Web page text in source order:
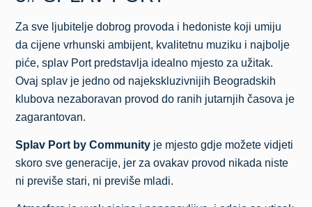
Za sve ljubitelje dobrog provoda i hedoniste koji umiju
da cijene vrhunski ambijent, kvalitetnu muziku i najbolje
piće, splav Port predstavlja idealno mjesto za užitak.
Ovaj splav je jedno od najekskluzivnijih Beogradskih
klubova nezaboravan provod do ranih jutarnjih časova je
zagarantovan.
Splav Port by Community je mjesto gdje možete vidjeti
skoro sve generacije, jer za ovakav provod nikada niste
ni previše stari, ni previše mladi.